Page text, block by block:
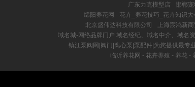
广东力克模型店
邯郸
绵阳养花网 - 花卉_养花技巧_花卉知识
北京盛伟达科技有限公司
上海宸鸿新
域名城-网络品牌门户 域名经纪、域名中介、域名
镇江泵阀网|阀门|离心泵|泵配件|为您提供最专
临沂养花网 - 花卉养殖 - 养花 -